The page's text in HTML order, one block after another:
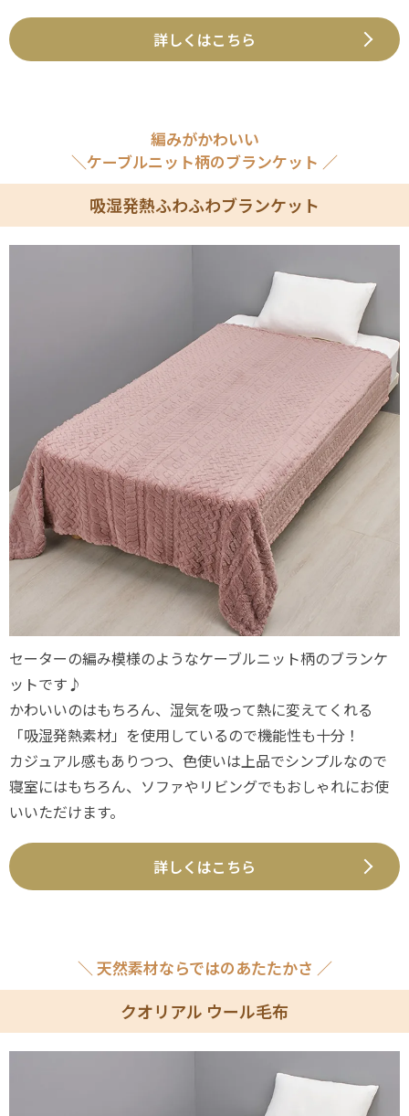
詳しくはこちら
編みがかわいい
＼ケーブルニット柄のブランケット ／
吸湿発熱ふわふわブランケット
セーターの編み模様のようなケーブルニット柄のブランケ
ットです♪
かわいいのはもちろん、湿気を吸って熱に変えてくれる
「吸湿発熱素材」を使用しているので機能性も十分！
カジュアル感もありつつ、色使いは上品でシンプルなので
寝室にはもちろん、ソファやリビングでもおしゃれにお使
いいただけます。
詳しくはこちら
＼ 天然素材ならではのあたたかさ ／
クオリアル ウール毛布